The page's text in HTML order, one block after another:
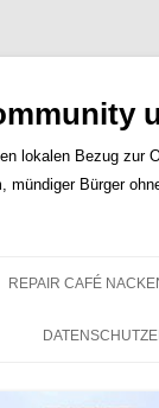
lokalen Bezug zur
Bürger
REPAIR CAFÉ